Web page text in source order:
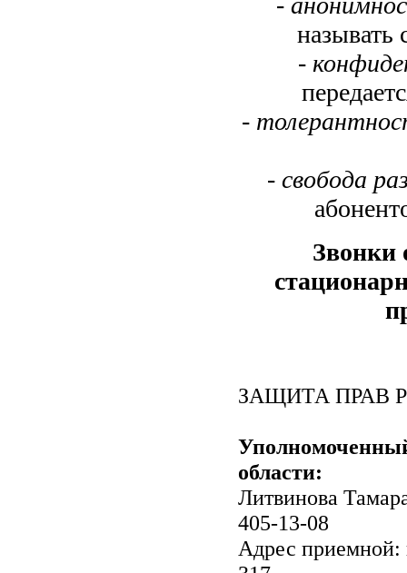
называть
-
-
- свобода
Звонки
ЗАЩИТА ПРАВ
области:
Литвинова
405-13-08
Адрес приемной: